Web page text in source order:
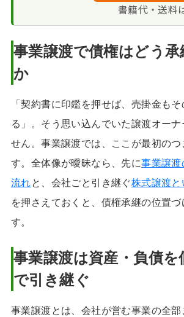
書籍代・送料
事業譲渡で債権はどう
か
「契約書に印鑑を押せば、売掛金も
る」。そう思い込んでいた譲渡オーナ
せん。事業譲渡では、ここが最初のつ
す。全体像が曖昧なら、先に事業譲渡
流れと、会社ごと引き継ぐ株式譲渡と
を押さえておくと、債権承継の位置づ
す。
事業譲渡は資産・負債を
で引き継ぐ
事業譲渡とは、会社が営む事業の全部